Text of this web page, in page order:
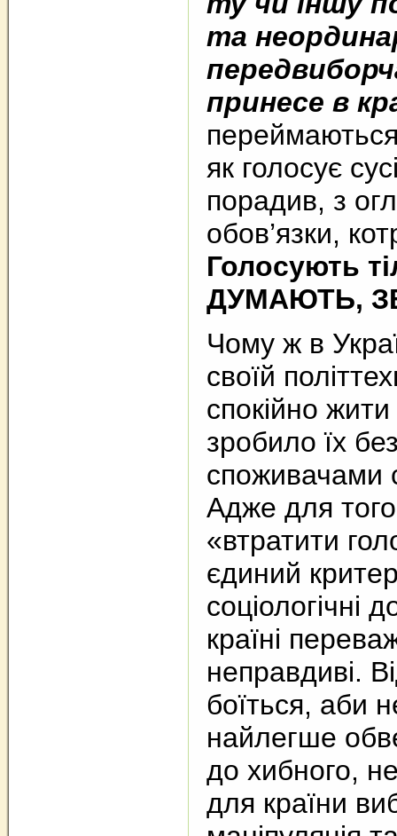
та
принесе в
як голосує
порадив, з
обов’язки,
Голосують
ДУМАЮТЬ,
Чому ж в
своїй
спокійно
зробило їх
споживачами
Адже для
«втратити
єдиний
соціологічні
країні
неправдиві.
боїться, аби
найлегше
до хибного,
для країни